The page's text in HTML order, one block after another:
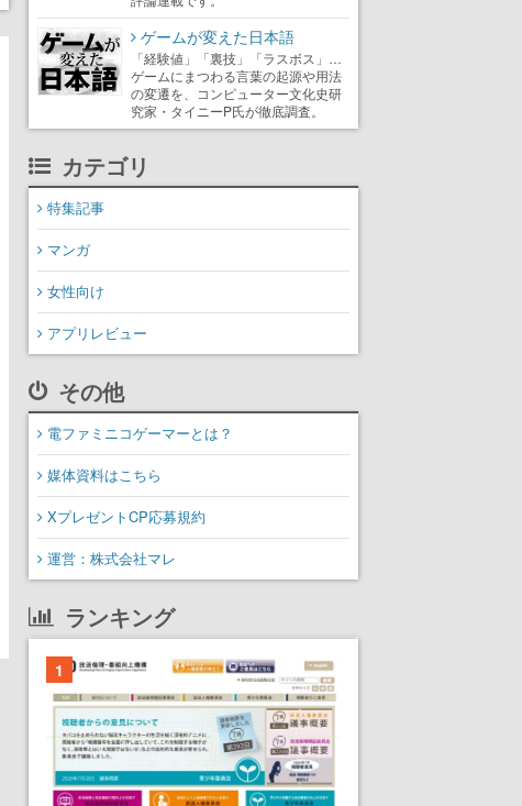
ゲームが変えた日本語
「経験値」「裏技」「ラスボス」…
ゲームにまつわる言葉の起源や用法
の変遷を、コンピューター文化史研
究家・タイニーP氏が徹底調査。
カテゴリ
特集記事
マンガ
女性向け
アプリレビュー
その他
電ファミニコゲーマーとは？
媒体資料はこちら
XプレゼントCP応募規約
運営：株式会社マレ
ランキング
1